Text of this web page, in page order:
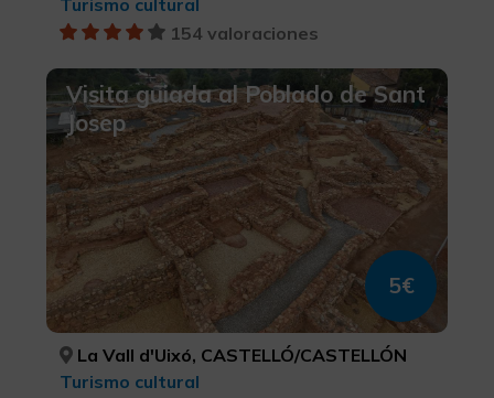
154 valoraciones
Visita guiada al Poblado de Sant
Josep
5€
La Vall d'Uixó, CASTELLÓ/CASTELLÓN
Turismo cultural